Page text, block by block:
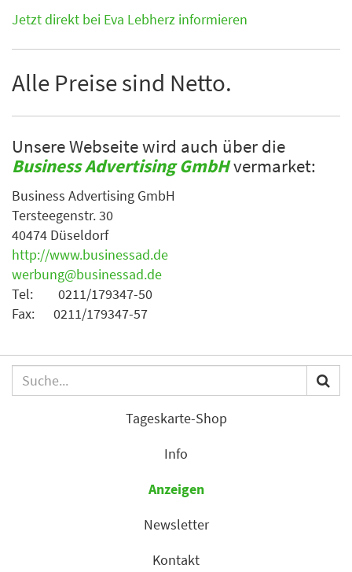
Jetzt direkt bei Eva Lebherz informieren
Alle Preise sind Netto.
Unsere Webseite wird auch über die
Business Advertising GmbHvermarket:
Business Advertising GmbH
Tersteegenstr. 30
40474 Düseldorf
http://www.businessad.de
werbung@businessad.de
Tel: 0211/179347-50
Fax: 0211/179347-57
Tageskarte-Shop
Info
Anzeigen
Newsletter
Kontakt